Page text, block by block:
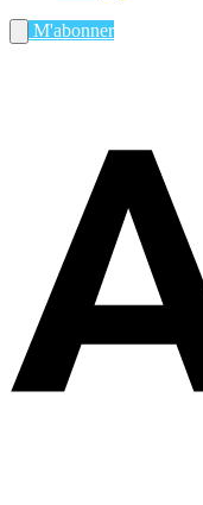
M'abonner